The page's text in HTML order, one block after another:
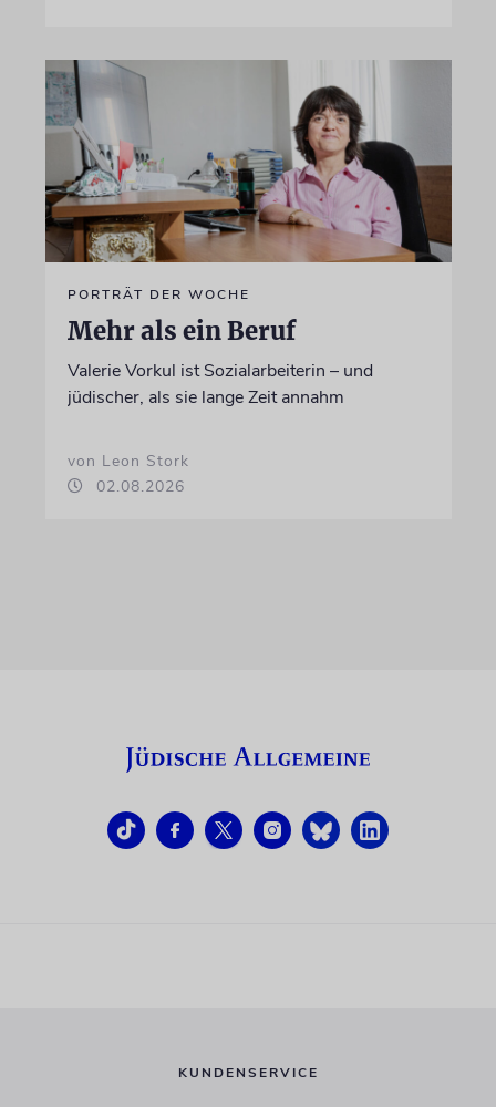
PORTRÄT DER WOCHE
Mehr als ein Beruf
Valerie Vorkul ist Sozialarbeiterin – und
jüdischer, als sie lange Zeit annahm
von Leon Stork
02.08.2026
KUNDENSERVICE